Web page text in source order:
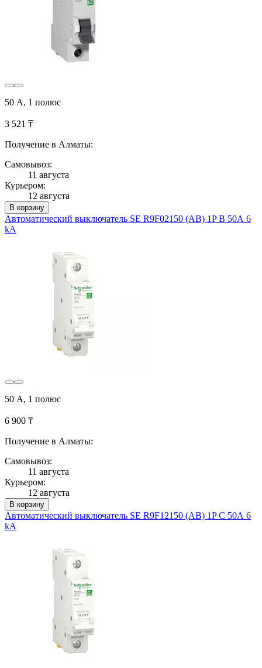
50 А, 1 полюс
3 521 ₸
Получение в Алматы:
Самовывоз:
11 августа
Курьером:
12 августа
В корзину
Автоматический выключатель SE R9F02150 (АВ) 1P B 50А 6
kA
50 А, 1 полюс
6 900 ₸
Получение в Алматы:
Самовывоз:
11 августа
Курьером:
12 августа
В корзину
Автоматический выключатель SE R9F12150 (АВ) 1P С 50А 6
kA